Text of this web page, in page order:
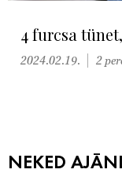
4 furcsa
2024.02.19. 2
NEKED